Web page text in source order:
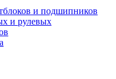
и подшипников
и рулевых